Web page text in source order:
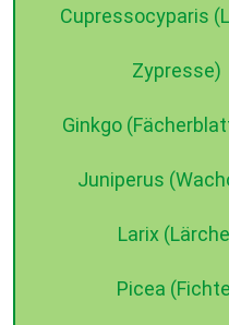
Cupressocyparis
Zypresse)
Ginkgo
Juniperus
Larix
Picea